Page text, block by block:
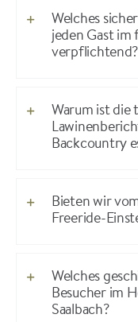
Welches
jeden Gast im
verpflichtend?
Warum ist die
Backcountry
Bieten wir
Freeride-
Welches
Besucher im
Saalbach?